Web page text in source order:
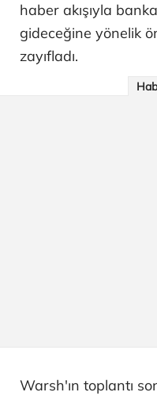
haber akışıyla
gideceğine yönelik
zayıfladı.
Warsh'ın toplantı